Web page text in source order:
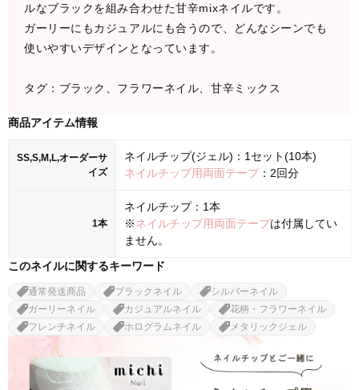
ルなブラックを組み合わせた甘辛mixネイルです。
ガーリーにもカジュアルにも合うので、どんなシーンでも
使いやすいデザインとなっています。
タグ：ブラック、フラワーネイル、甘辛ミックス
商品アイテム情報
SS,S,M,L,オーダーサ
イズ
ネイルチップ(ジェル)：1セット(10本)
ネイルチップ用両面テープ：2回分
1本
ネイルチップ：1本
※ネイルチップ用両面テープは付属してい
ません。
このネイルに関するキーワード
通常発送商品 ブラックネイル
シルバーネイル
ガーリーネイル
カジュアルネイル
花柄・フラワーネイル
フレンチネイル
ホログラムネイル メタリックジェル